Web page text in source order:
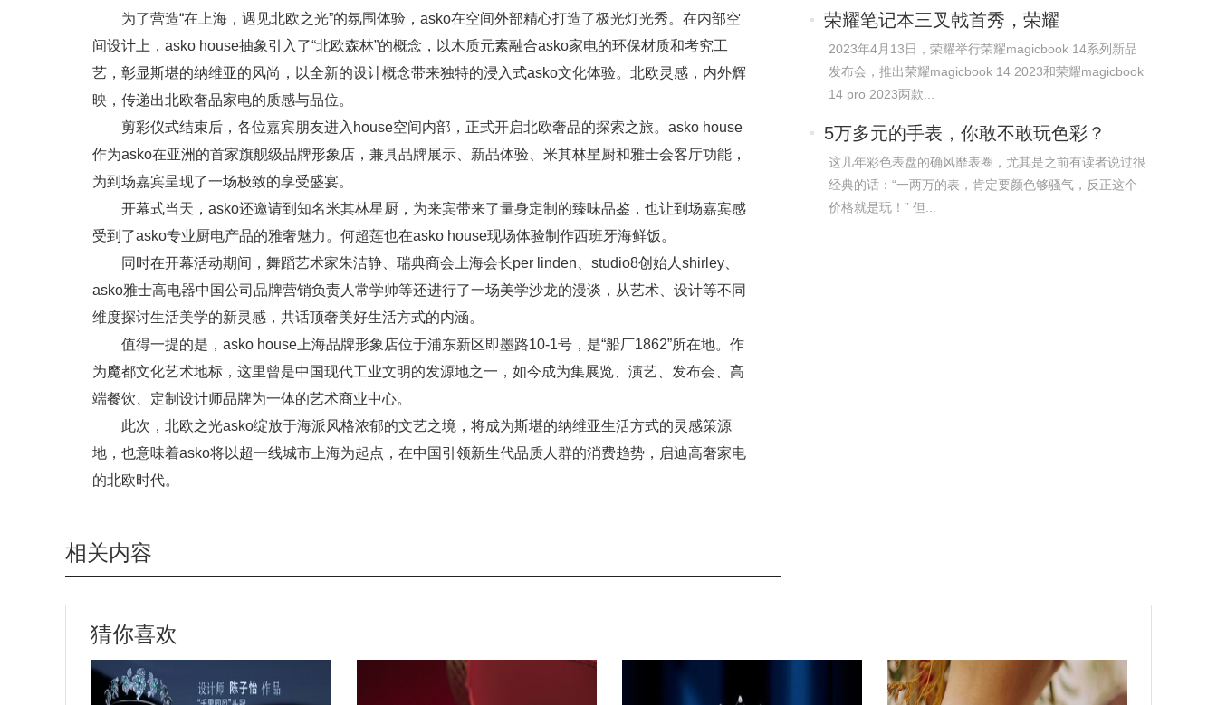
为了营造“在上海，遇见北欧之光”的氛围体验，asko在空间外部精心打造了极光灯光秀。在内部空
间设计上，asko house抽象引入了“北欧森林”的概念，以木质元素融合asko家电的环保材质和考究工
艺，彰显斯堪的纳维亚的风尚，以全新的设计概念带来独特的浸入式asko文化体验。北欧灵感，内外辉
映，传递出北欧奢品家电的质感与品位。
剪彩仪式结束后，各位嘉宾朋友进入house空间内部，正式开启北欧奢品的探索之旅。asko house
作为asko在亚洲的首家旗舰级品牌形象店，兼具品牌展示、新品体验、米其林星厨和雅士会客厅功能，
为到场嘉宾呈现了一场极致的享受盛宴。
开幕式当天，asko还邀请到知名米其林星厨，为来宾带来了量身定制的臻味品鉴，也让到场嘉宾感
受到了asko专业厨电产品的雅奢魅力。何超莲也在asko house现场体验制作西班牙海鲜饭。
同时在开幕活动期间，舞蹈艺术家朱洁静、瑞典商会上海会长per linden、studio8创始人shirley、
asko雅士高电器中国公司品牌营销负责人常学帅等还进行了一场美学沙龙的漫谈，从艺术、设计等不同
维度探讨生活美学的新灵感，共话顶奢美好生活方式的内涵。
值得一提的是，asko house上海品牌形象店位于浦东新区即墨路10-1号，是“船厂1862”所在地。作
为魔都文化艺术地标，这里曾是中国现代工业文明的发源地之一，如今成为集展览、演艺、发布会、高
端餐饮、定制设计师品牌为一体的艺术商业中心。
此次，北欧之光asko绽放于海派风格浓郁的文艺之境，将成为斯堪的纳维亚生活方式的灵感策源
地，也意味着asko将以超一线城市上海为起点，在中国引领新生代品质人群的消费趋势，启迪高奢家电
的北欧时代。
荣耀笔记本三叉戟首秀，荣耀
magicbook14系
2023年4月13日，荣耀举行荣耀magicbook 14系列新品
发布会，推出荣耀magicbook 14 2023和荣耀magicbook
14 pro 2023两款...
5万多元的手表，你敢不敢玩色彩？
这几年彩色表盘的确风靡表圈，尤其是之前有读者说过很
经典的话：“一两万的表，肯定要颜色够骚气，反正这个
价格就是玩！” 但...
相关内容
猜你喜欢